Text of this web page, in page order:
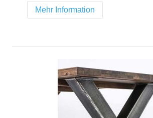
Mehr Information